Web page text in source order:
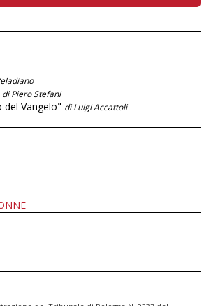
di Piero Stefani
Vangelo" di Luigi Accattoli